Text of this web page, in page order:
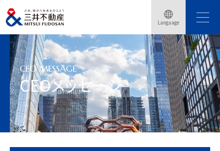
Language
トップページ 会社情報
統合報告書
統合報告書2022(オンライン版)
CEO MESSAGE
CEOメッセージ